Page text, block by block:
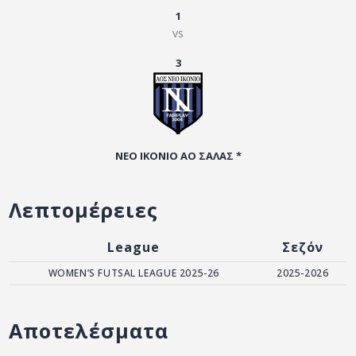
1
vs
3
ΝΕΟ ΙΚΟΝΙΟ ΑΟ ΣΑΛΑΣ *
Λεπτομέρειες
League Σεζόν
WOMEN’S FUTSAL LEAGUE 2025-26 2025-2026
Αποτελέσματα